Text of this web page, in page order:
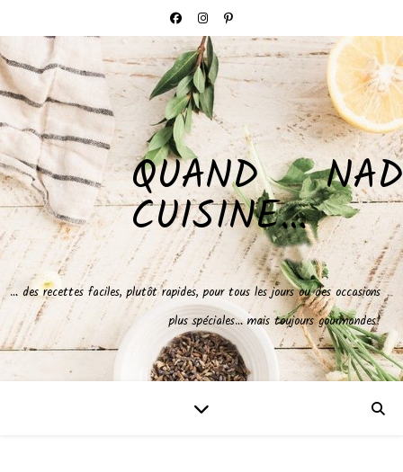
QUAND NAD
CUISINE…
… des recettes faciles, plutôt rapides, pour tous les jours ou des occasions
plus spéciales… mais toujours gourmandes!